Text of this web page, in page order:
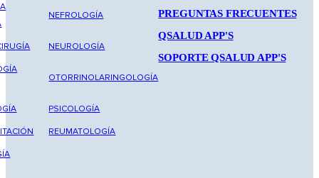
NEFROLOGÍA
NEUROLOGÍA
OTORRINOLARINGOLOGÍA
PSICOLOGÍA
REUMATOLOGÍA
PREGUNTAS FRECUENTES
QSALUD APP'S
SOPORTE QSALUD APP'S